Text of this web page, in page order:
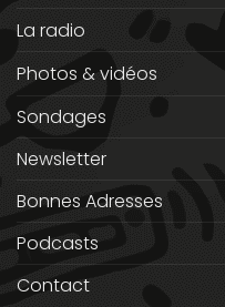
La radio
Photos & vidéos
Sondages
Newsletter
Bonnes Adresses
Podcasts
Contact